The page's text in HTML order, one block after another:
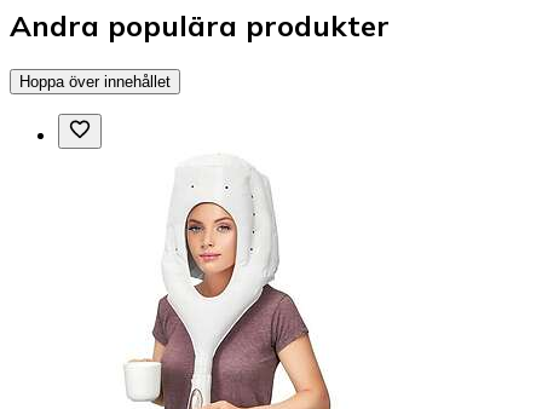
Andra populära produkter
Hoppa över innehållet